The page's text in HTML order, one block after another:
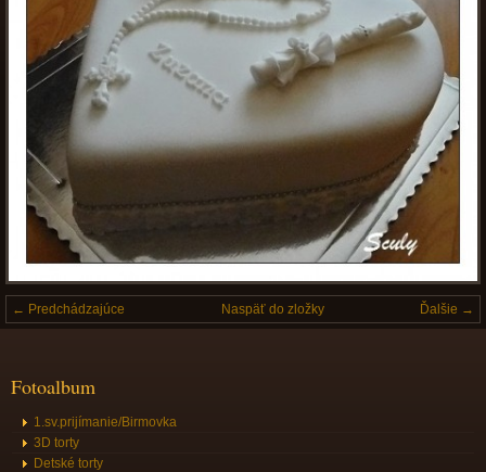
← Predchádzajúce Ďalšie →
Naspäť do zložky
Fotoalbum
1.sv.prijímanie/Birmovka
3D torty
Detské torty